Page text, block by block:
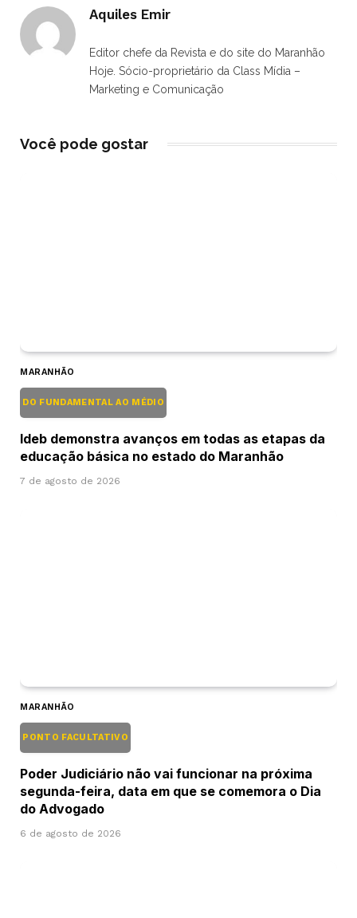
Aquiles Emir
Editor chefe da Revista e do site do Maranhão
Hoje. Sócio-proprietário da Class Mídia –
Marketing e Comunicação
Você pode gostar
MARANHÃO
DO FUNDAMENTAL AO MÉDIO
Ideb demonstra avanços em todas as etapas da
educação básica no estado do Maranhão
7 de agosto de 2026
MARANHÃO
PONTO FACULTATIVO
Poder Judiciário não vai funcionar na próxima
segunda-feira, data em que se comemora o Dia
do Advogado
6 de agosto de 2026